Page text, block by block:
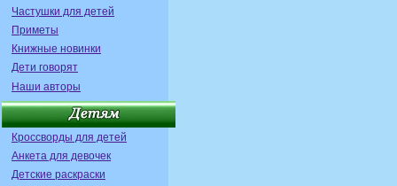
Частушки для детей
Приметы
Книжные новинки
Дети говорят
Наши авторы
Кроссворды для детей
Анкета для девочек
Детские раскраски